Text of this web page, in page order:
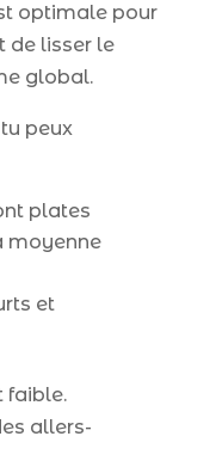
optimale pour
de lisser le
global.
peux
plates
moyenne
et
faible.
allers-